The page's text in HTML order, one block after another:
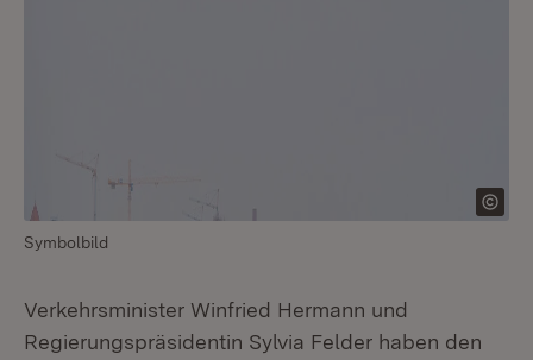
Symbolbild
Verkehrsminister Winfried Hermann und
Regierungspräsidentin Sylvia Felder haben den